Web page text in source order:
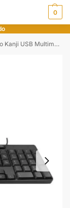
0
USB Multimedia